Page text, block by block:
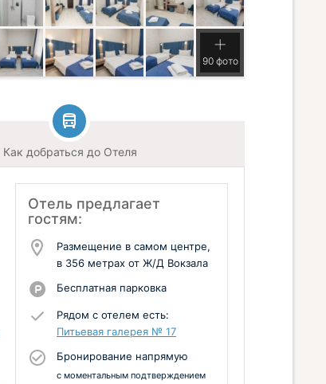
90 фото
Как добраться до Отеля
Отель предлагает
гостям:
Размещение в самом центре,
в 356 метрах от Ж/Д Вокзала
Бесплатная парковка
Рядом с отелем есть:
Питьевая галерея № 17
Бронирование напрямую
с моментальным подтверждением